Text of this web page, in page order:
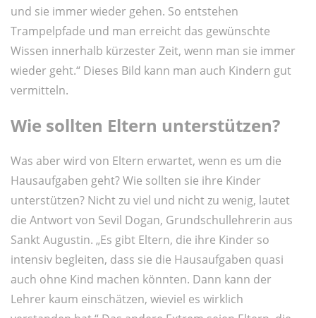
und sie immer wieder gehen. So entstehen
Trampelpfade und man erreicht das gewünschte
Wissen innerhalb kürzester Zeit, wenn man sie immer
wieder geht.“ Dieses Bild kann man auch Kindern gut
vermitteln.
Wie sollten Eltern unterstützen?
Was aber wird von Eltern erwartet, wenn es um die
Hausaufgaben geht? Wie sollten sie ihre Kinder
unterstützen? Nicht zu viel und nicht zu wenig, lautet
die Antwort von Sevil Dogan, Grundschullehrerin aus
Sankt Augustin. „Es gibt Eltern, die ihre Kinder so
intensiv begleiten, dass sie die Hausaufgaben quasi
auch ohne Kind machen könnten. Dann kann der
Lehrer kaum einschätzen, wieviel es wirklich